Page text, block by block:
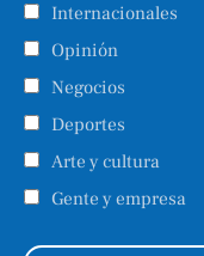
Internacionales
Opinión
Negocios
Deportes
Arte y cultura
Gente y empresa